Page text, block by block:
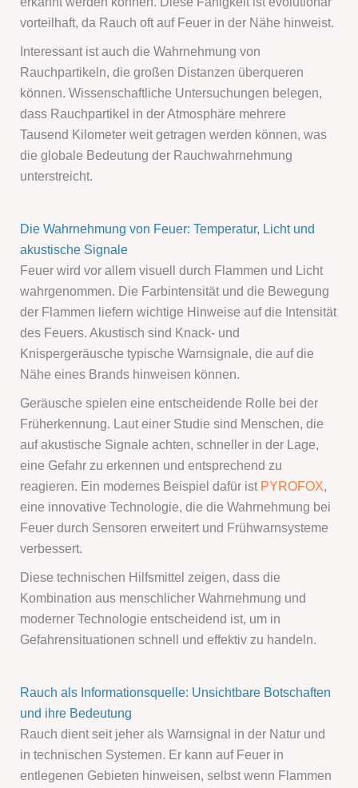
vorteilhaft, da Rauch oft auf Feuer in der Nähe hinweist.
Interessant ist auch die Wahrnehmung von
Rauchpartikeln, die großen Distanzen überqueren
können. Wissenschaftliche Untersuchungen belegen,
dass Rauchpartikel in der Atmosphäre mehrere
Tausend Kilometer weit getragen werden können, was
die globale Bedeutung der Rauchwahrnehmung
unterstreicht.
Die Wahrnehmung von Feuer: Temperatur, Licht und
akustische Signale
Feuer wird vor allem visuell durch Flammen und Licht
wahrgenommen. Die Farbintensität und die Bewegung
der Flammen liefern wichtige Hinweise auf die Intensität
des Feuers. Akustisch sind Knack- und
Knispergeräusche typische Warnsignale, die auf die
Nähe eines Brands hinweisen können.
Geräusche spielen eine entscheidende Rolle bei der
Früherkennung. Laut einer Studie sind Menschen, die
auf akustische Signale achten, schneller in der Lage,
eine Gefahr zu erkennen und entsprechend zu
reagieren. Ein modernes Beispiel dafür ist PYROFOX,
eine innovative Technologie, die die Wahrnehmung bei
Feuer durch Sensoren erweitert und Frühwarnsysteme
verbessert.
Diese technischen Hilfsmittel zeigen, dass die
Kombination aus menschlicher Wahrnehmung und
moderner Technologie entscheidend ist, um in
Gefahrensituationen schnell und effektiv zu handeln.
Rauch als Informationsquelle: Unsichtbare Botschaften
und ihre Bedeutung
Rauch dient seit jeher als Warnsignal in der Natur und
in technischen Systemen. Er kann auf Feuer in
entlegenen Gebieten hinweisen, selbst wenn Flammen